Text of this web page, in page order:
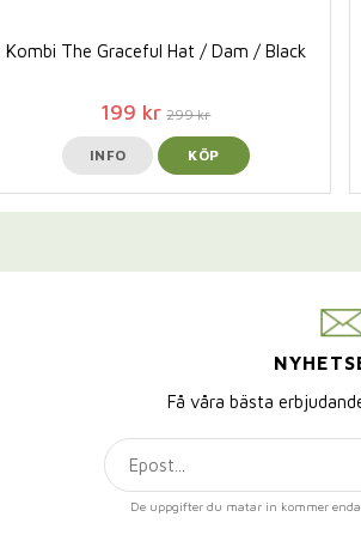
Kombi The Graceful Hat / Dam / Black
199 kr 299 kr
INFO KÖP
Få våra bästa
De uppgifter du matar in kommer